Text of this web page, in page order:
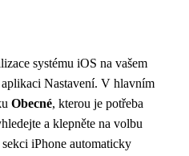
systému iOS na vašem
Nastavení. V hlavním
Obecné, kterou je potřeba
a klepněte na volbu
iPhone automaticky